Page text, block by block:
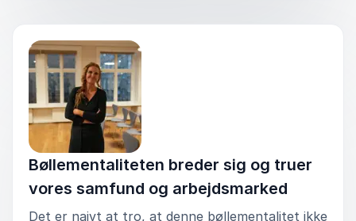
Bøllementaliteten breder sig og truer
vores samfund og arbejdsmarked
Det er naivt at tro, at denne bøllementalitet ikke